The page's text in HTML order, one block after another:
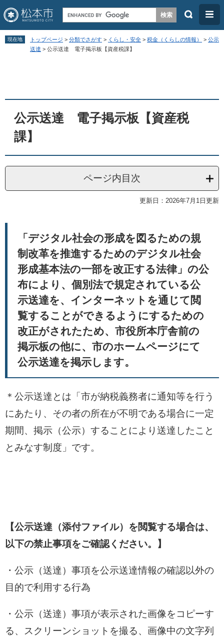
ペ
メ
へ
検
メ
ニ
ュ
現在地 トップページ > 分類でさがす > くらし・安全 > 税金（くらしの情報） > 公示
送達 > 公示送達 電子掲示板【資産税課】
公示送達 電子掲示板【資産税
課】
ページ内目次
更新日：2026年7月1日更新
「デジタル社会の形成を図るための規
制改革を推進するためのデジタル社会
形成基本法の一部を改正する法律」の公
布により、個別法で規定されている公
示送達を、インターネットを通じて閲
覧することができるようにするための
改正がされたため、市役所本庁舎前の
掲示板の他に、市のホームページにて
公示送達を掲示します。
＊公示送達とは「市が納税義務者に通知等を行う
にあたり、その者の所在が不明である場合に一定
期間、掲示（公示）することにより送達したこと
とみなす制度」です。
【公示送達（添付ファイル）を閲覧する場合は、
以下の禁止事項をご確認ください。】
・公示（送達）事項を公示送達情報の確認以外の
目的で利用する行為
・公示（送達）事項が表示された画像をコピーす
る、スクリーンショットを撮る、画像中の文字列